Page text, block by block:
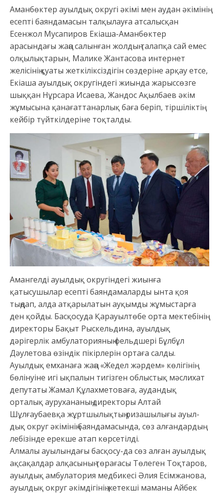
Аманбөктер ауылдық округі әкімі мен аудан әкімінің
есепті баяндамасын талқылауға атсалысқан
Есенжол Мусапиров Екіаша-Аманбөктер
арасындағы жаңа салынған жолдың талапқа сай емес
олқылықтарын, Малике Жантасова интернет
желісінің қуаты жеткіліксіздігін сөздеріне арқау етсе,
Екіаша ауылдық округіндегі жиында жарыссөзге
шыққан Нұрсара Исаева, Жандос Ақылбаев әкім
жұмысына қанағаттанарлық баға беріп, тіршіліктің
кейбір түйткілдеріне тоқталды.
Амангелді ауылдық округіндегі жиынға
қатысушылар есепті баяндамаларды ынта қоя
тыңдап, алда атқарылатын ауқымды жұмыстарға
ден қойды. Басқосуда Қарауылтөбе орта мектебінің
директоры Бақыт Рыскельдина, ауылдық
дәрігерлік амбулаторияның фельдшері Бұлбұл
Дәулетова өзіндік пікірлерін ортаға салды.
Ауылдық емханаға жаңа «Жедел жәрдем» көлігінің
бөлінуіне игі ықпалын тигізген облыстық мәслихат
депутаты Жамал Құлахметоваға, аудандық
орталық аурухананың директоры Алтай
Шұлғаубаевқа жұртшылықтың ризашылығы ауыл-
дық округ әкімінің баяндамасында, сөз алғандардың
лебізінде ерекше атап көрсетілді.
Алмалы ауылындағы басқосу-да сөз алған ауылдық
ақсақалдар алқасының төрағасы Төлеген Тоқтаров,
ауылдық амбулатория медбикесі Әлия Есімжанова,
ауылдық округ әкімдігінің жетекші маманы Айбек